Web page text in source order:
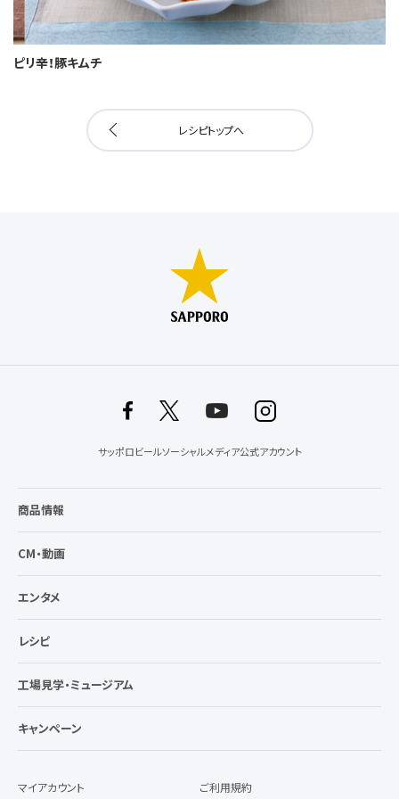
ピリ辛！豚キムチ
レシピトップへ
サッポロビールソーシャルメディア公式アカウント
商品情報
CM・動画
エンタメ
レシピ
工場見学・ミュージアム
キャンペーン
マイアカウント ご利用規約